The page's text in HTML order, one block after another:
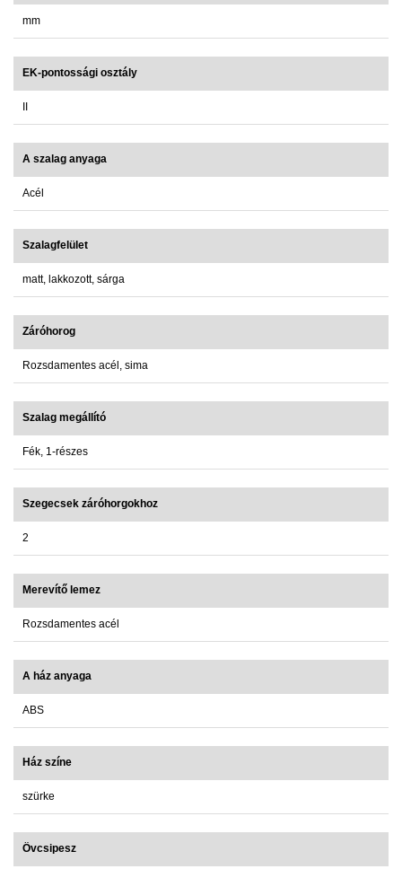
mm
EK-pontossági osztály
A szalag anyaga
Acél
Szalagfelület
matt, lakkozott, sárga
Záróhorog
Rozsdamentes acél, sima
Szalag megállító
Fék, 1-részes
Szegecsek záróhorgokhoz
2
Merevítő lemez
Rozsdamentes acél
A ház anyaga
ABS
Ház színe
szürke
Övcsipesz